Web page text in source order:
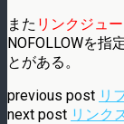
また リンクジュ
NOFOLLOWを指
とがある。
previous post リ
next post リンク